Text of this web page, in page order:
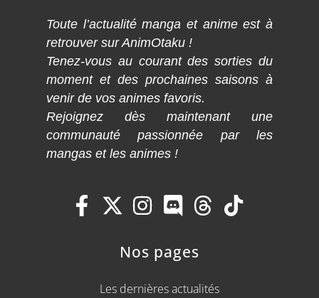
Toute l’actualité manga et anime est à
retrouver sur AnimOtaku !
Tenez-vous au courant des sorties du
moment et des prochaines saisons à
venir de vos animes favoris.
Rejoignez dès maintenant une
communauté passionnée par les
mangas et les animes !
Nos pages
Les dernières actualités